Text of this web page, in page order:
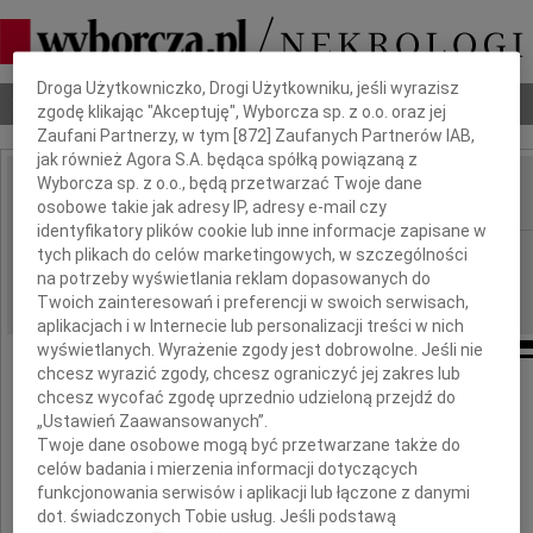
Nekrologi Odeszli Poradnik pogrzebowy
IMIĘ I NAZWISKO:
REGION: Kielce
DATA EMISJI: 11.09.2020
Marioli Koneckiej
najszczersze kondolencje z powodu śmierci
Dbamy o Twoją prywatność
Droga Użytkowniczko, Drogi Użytkowniku, jeśli wyrazisz
zgodę klikając "Akceptuję", Wyborcza sp. z o.o. oraz jej
Zaufani Partnerzy, w tym [872 ] Zaufanych Partnerów IAB,
jak również Agora S.A. będąca spółką powiązaną z
Wyborcza sp. z o.o., będą przetwarzać Twoje dane
osobowe takie jak adresy IP, adresy e-mail czy
identyfikatory plików cookie lub inne informacje zapisane w
tych plikach do celów marketingowych, w szczególności
na potrzeby wyświetlania reklam dopasowanych do
Twoich zainteresowań i preferencji w swoich serwisach,
aplikacjach i w Internecie lub personalizacji treści w nich
wyświetlanych. Wyrażenie zgody jest dobrowolne. Jeśli nie
chcesz wyrazić zgody, chcesz ograniczyć jej zakres lub
chcesz wycofać zgodę uprzednio udzieloną przejdź do
„Ustawień Zaawansowanych”.
Twoje dane osobowe mogą być przetwarzane także do
celów badania i mierzenia informacji dotyczących
funkcjonowania serwisów i aplikacji lub łączone z danymi
dot. świadczonych Tobie usług. Jeśli podstawą